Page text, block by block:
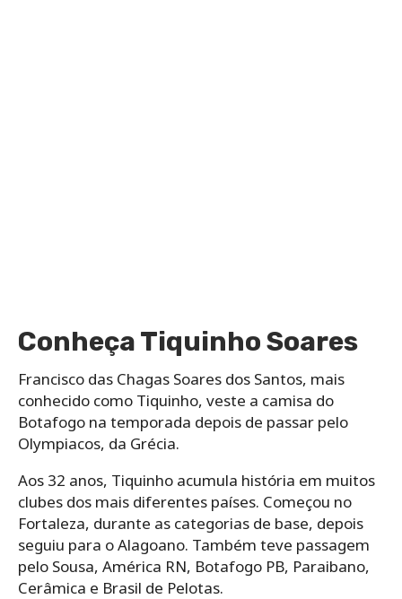
Conheça Tiquinho Soares
Francisco das Chagas Soares dos Santos, mais
conhecido como Tiquinho, veste a camisa do
Botafogo na temporada depois de passar pelo
Olympiacos, da Grécia.
Aos 32 anos, Tiquinho acumula história em muitos
clubes dos mais diferentes países. Começou no
Fortaleza, durante as categorias de base, depois
seguiu para o Alagoano. Também teve passagem
pelo Sousa, América RN, Botafogo PB, Paraibano,
Cerâmica e Brasil de Pelotas.